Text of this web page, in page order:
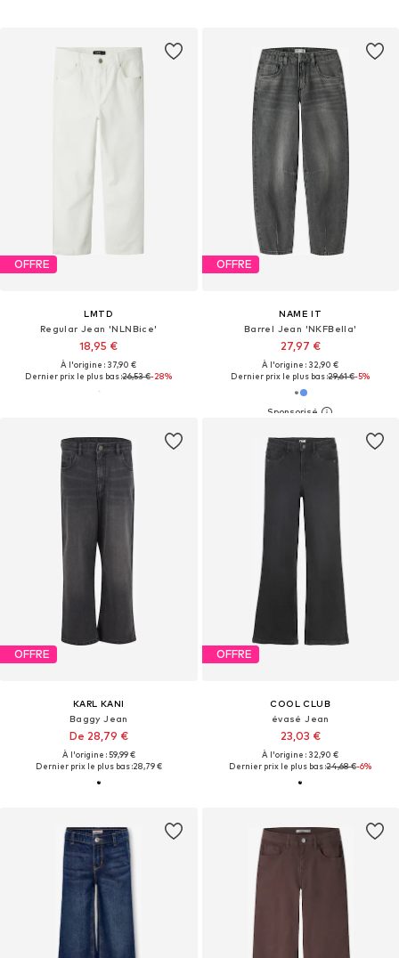
OFFRE
LMTD
Regular Jean 'NLNBice'
18,95 €
À l'origine : 37,90 €
Dernier prix le plus bas :26,53 €-28%
OFFRE
NAME IT
Barrel Jean 'NKFBella'
27,97 €
À l'origine : 32,90 €
Dernier prix le plus bas :29,61 €-5%
OFFRE
KARL KANI
Baggy Jean
De 28,79 €
À l'origine : 59,99 €
Dernier prix le plus bas :28,79 €
OFFRE
COOL CLUB
évasé Jean
23,03 €
À l'origine : 32,90 €
Dernier prix le plus bas :24,68 €-6%